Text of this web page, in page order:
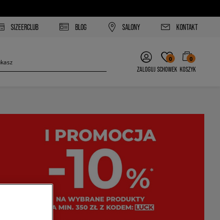
SIZEERCLUB BLOG SALONY KONTAKT
ZALOGUJ
0
SCHOWEK
0
KOSZYK